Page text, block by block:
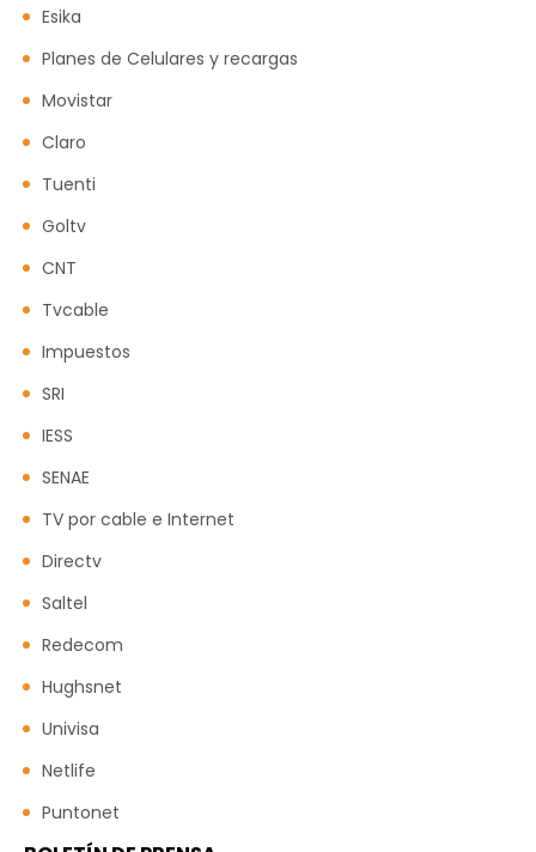
Esika
Planes de Celulares y recargas
Movistar
Claro
Tuenti
Goltv
CNT
Tvcable
Impuestos
SRI
IESS
SENAE
TV por cable e Internet
Directv
Saltel
Redecom
Hughsnet
Univisa
Netlife
Puntonet